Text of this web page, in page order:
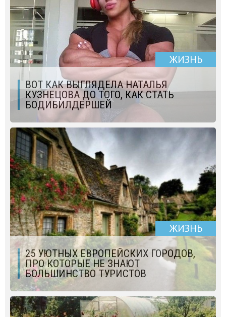
ЖИЗНЬ
ВОТ КАК ВЫГЛЯДЕЛА НАТАЛЬЯ
КУЗНЕЦОВА ДО ТОГО, КАК СТАТЬ
БОДИБИЛДЕРШЕЙ
ЖИЗНЬ
25 УЮТНЫХ ЕВРОПЕЙСКИХ ГОРОДОВ,
ПРО КОТОРЫЕ НЕ ЗНАЮТ
БОЛЬШИНСТВО ТУРИСТОВ